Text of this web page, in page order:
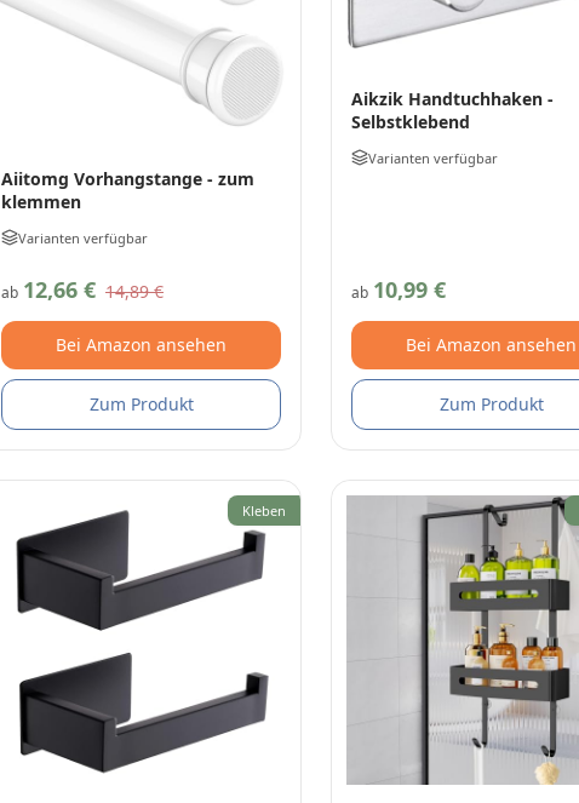
Aiitomg Vorhangstange - zum
klemmen
Varianten verfügbar
ab 12,66 € 14,89 €
Bei Amazon ansehen
Zum Produkt
Aikzik Handtuchhaken -
Selbstklebend
Varianten verfügbar
ab 10,99 €
Bei Amazon ansehen
Zum Produkt
Kleben